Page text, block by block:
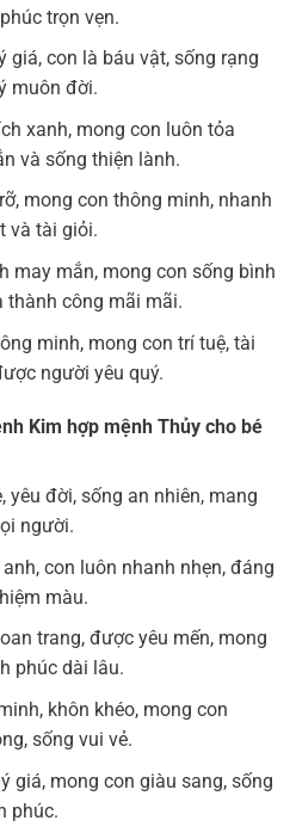
trọn vẹn.
giá, con là báu vật, sống rạng
muôn đời.
xanh, mong con luôn tỏa
và sống thiện lành.
mong con thông minh, nhanh
và tài giỏi.
may mắn, mong con sống bình
thành công mãi mãi.
minh, mong con trí tuệ, tài
người yêu quý.
Kim hợp mệnh Thủy cho bé
yêu đời, sống an nhiên, mang
người.
con luôn nhanh nhẹn, đáng
màu.
trang, được yêu mến, mong
phúc dài lâu.
khôn khéo, mong con
sống vui vẻ.
giá, mong con giàu sang, sống
phúc.